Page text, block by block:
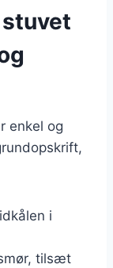
enkel og
i
tilsæt